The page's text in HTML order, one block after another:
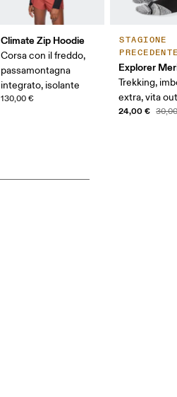
Climate Zip Hoodie
Corsa con il freddo,
passamontagna
integrato, isolante
130,00 €
STAGIONE
Explorer
Trekking,
extra, vita
24,00 €